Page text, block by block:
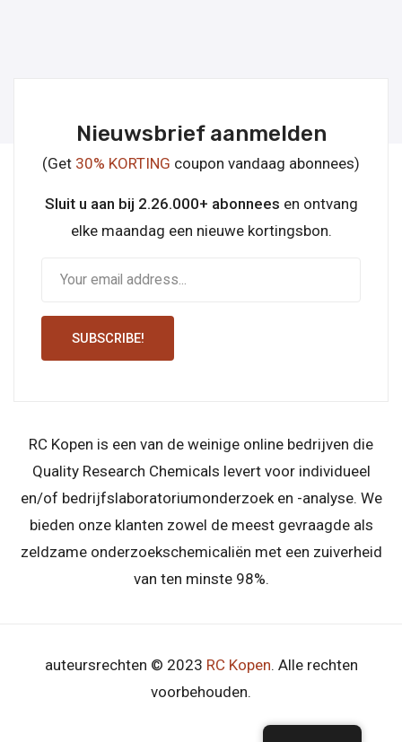
Nieuwsbrief aanmelden
(Get 30% KORTING coupon vandaag abonnees)
Sluit u aan bij 2.26.000+ abonnees en ontvang
elke maandag een nieuwe kortingsbon.
SUBSCRIBE!
RC Kopen is een van de weinige online bedrijven die
Quality Research Chemicals levert voor individueel
en/of bedrijfslaboratoriumonderzoek en -analyse. We
bieden onze klanten zowel de meest gevraagde als
zeldzame onderzoekschemicaliën met een zuiverheid
van ten minste 98%.
auteursrechten © 2023 RC Kopen. Alle rechten
voorbehouden.